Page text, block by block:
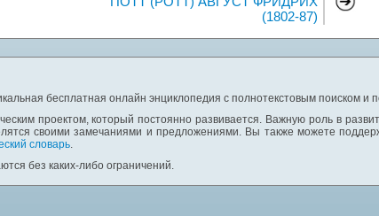
(1802-87)
бесплатная онлайн энциклопедия с полнотекстовым поиском и
проектом, который постоянно развивается. Важную роль в
своими замечаниями и предложениями. Вы также можете
словарь.
без каких-либо ограничений.